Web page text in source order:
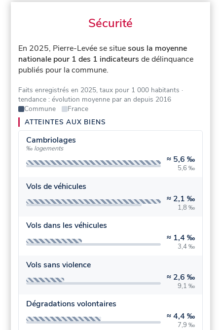
Sécurité
En 2025, Pierre-Levée se situesous la moyenne
nationale pour 1 des 1 indicateurs de délinquance
publiés pour la commune.
Faits enregistrés en 2025, taux pour 1 000 habitants ·
tendance : évolution moyenne par an depuis 2016
Commune
France
ATTEINTES AUX BIENS
Cambriolages
‰ logements
≈ 5,6 ‰
5,6 ‰
Vols de véhicules
≈ 2,1 ‰
1,8 ‰
Vols dans les véhicules
≈ 1,4 ‰
3,4 ‰
Vols sans violence
≈ 2,6 ‰
9,1 ‰
Dégradations volontaires
≈4,4 ‰
7,9 ‰